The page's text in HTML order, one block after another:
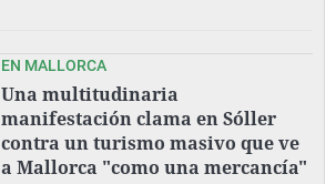
EN MALLORCA
Una multitudinaria
manifestación clama en Sóller
contra un turismo masivo que ve
a Mallorca "como una mercancía"